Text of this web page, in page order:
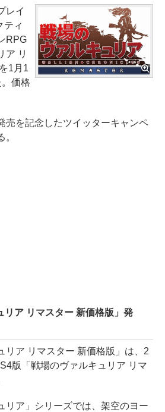
レイ
ティ
RPG
ア リ
1月1
価格
を記念したツイッターキャンペ
リア リマスター 新価格版」発
ア リマスター 新価格版」は、2
版「戦場のヴァルキュリア リマ
ア」シリーズでは、架空のヨー